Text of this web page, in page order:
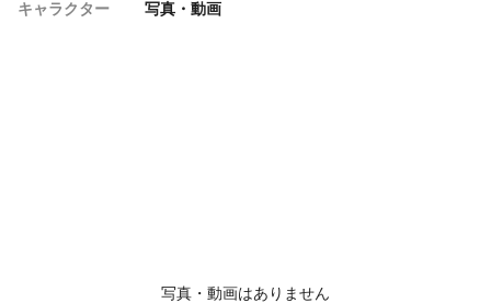
キャラクター 写真・動画
写真・動画はありません